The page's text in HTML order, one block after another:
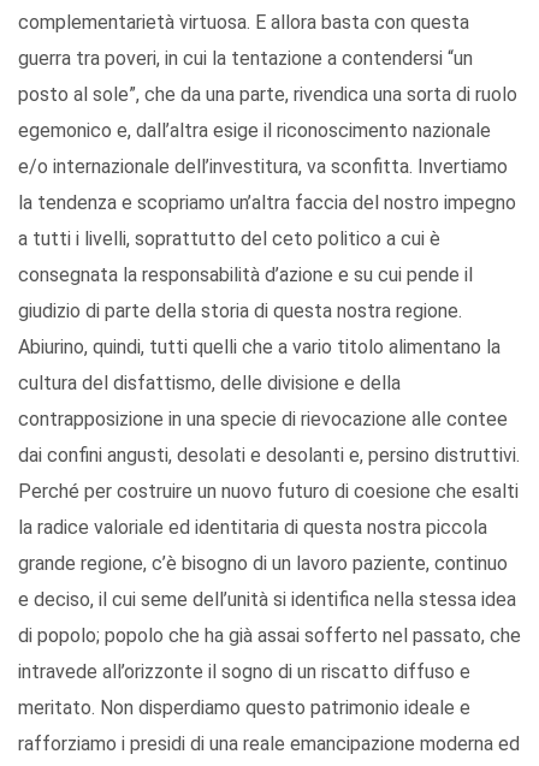
complementarietà virtuosa. E allora basta con questa
guerra tra poveri, in cui la tentazione a contendersi “un
posto al sole”, che da una parte, rivendica una sorta di ruolo
egemonico e, dall’altra esige il riconoscimento nazionale
e/o internazionale dell’investitura, va sconfitta. Invertiamo
la tendenza e scopriamo un’altra faccia del nostro impegno
a tutti i livelli, soprattutto del ceto politico a cui è
consegnata la responsabilità d’azione e su cui pende il
giudizio di parte della storia di questa nostra regione.
Abiurino, quindi, tutti quelli che a vario titolo alimentano la
cultura del disfattismo, delle divisione e della
contrapposizione in una specie di rievocazione alle contee
dai confini angusti, desolati e desolanti e, persino distruttivi.
Perché per costruire un nuovo futuro di coesione che esalti
la radice valoriale ed identitaria di questa nostra piccola
grande regione, c’è bisogno di un lavoro paziente, continuo
e deciso, il cui seme dell’unità si identifica nella stessa idea
di popolo; popolo che ha già assai sofferto nel passato, che
intravede all’orizzonte il sogno di un riscatto diffuso e
meritato. Non disperdiamo questo patrimonio ideale e
rafforziamo i presidi di una reale emancipazione moderna ed